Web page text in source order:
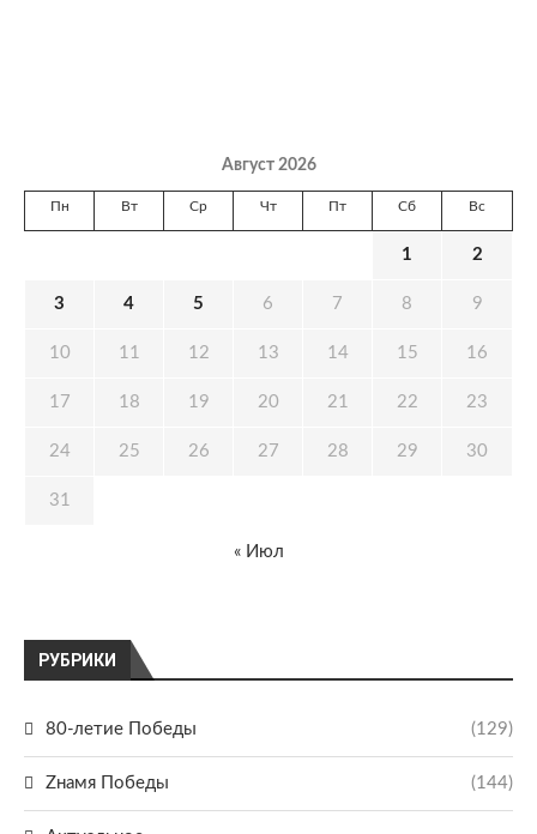
РУБРИКИ
80-летие Победы (129)
Zнамя Победы (144)
Август 2026
Пн Вт Ср Чт Пт Сб Вс
1 2
3 4 5 6 7 8 9
10 11 12 13 14 15 16
17 18 19 20 21 22 23
24 25 26 27 28 29 30
31
« Июл